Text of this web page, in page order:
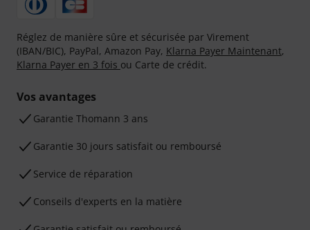
Réglez de manière sûre et sécurisée par Virement
(IBAN/BIC), PayPal, Amazon Pay, Klarna Payer Maintenant,
Klarna Payer en 3 fois ou Carte de crédit.
Vos avantages
Ga­ran­tie Thomann 3 ans
Garantie 30 jours satisfait ou remboursé
Service de réparation
Conseils d'experts en la matière